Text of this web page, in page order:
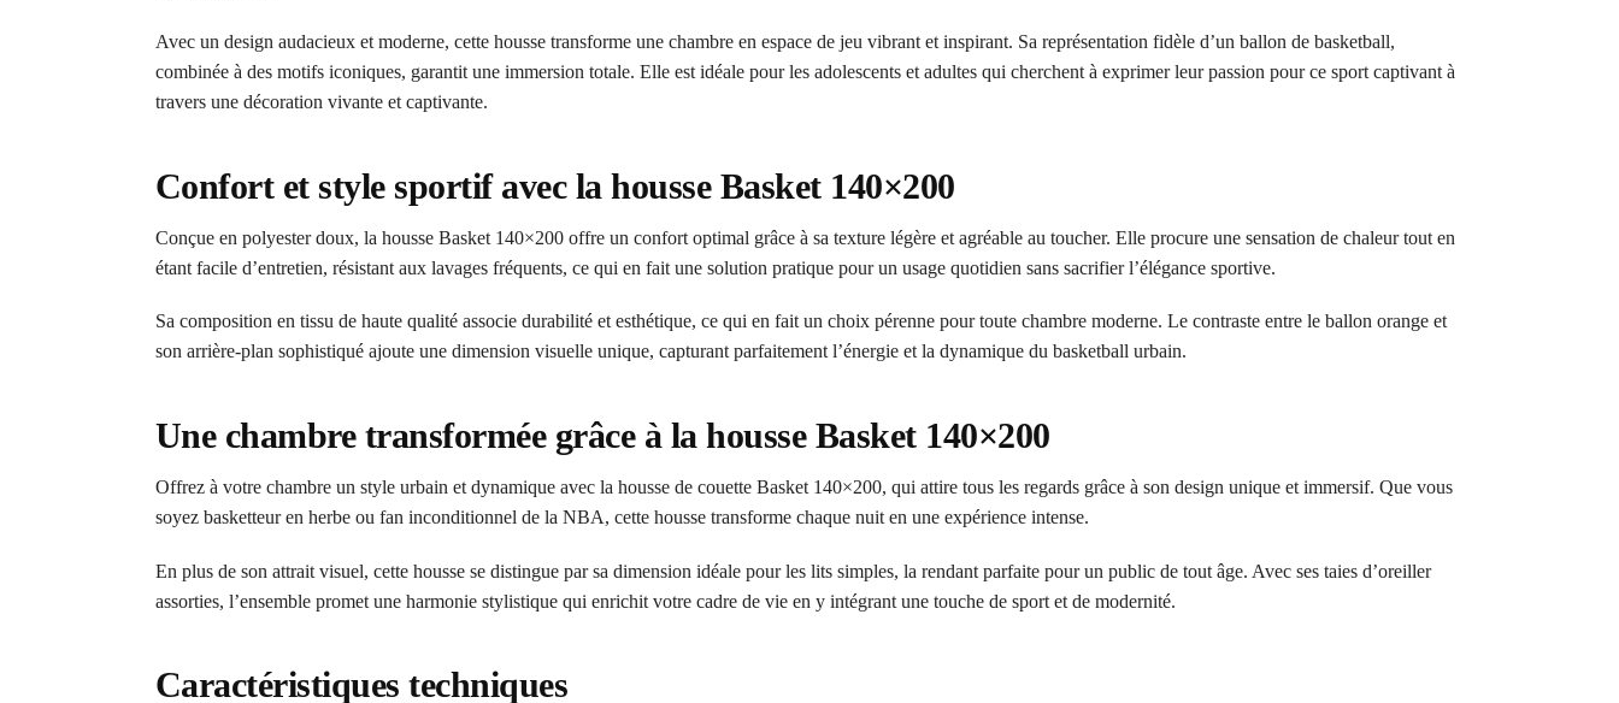
Avec un design audacieux et moderne, cette housse transforme une chambre en espace de jeu vibrant et inspirant. Sa représentation fidèle d’un ballon de basketball,
combinée à des motifs iconiques, garantit une immersion totale. Elle est idéale pour les adolescents et adultes qui cherchent à exprimer leur passion pour ce sport captivant à
travers une décoration vivante et captivante.
Confort et style sportif avec la housse Basket 140×200
Conçue en polyester doux, la housse Basket 140×200 offre un confort optimal grâce à sa texture légère et agréable au toucher. Elle procure une sensation de chaleur tout en
étant facile d’entretien, résistant aux lavages fréquents, ce qui en fait une solution pratique pour un usage quotidien sans sacrifier l’élégance sportive.
Sa composition en tissu de haute qualité associe durabilité et esthétique, ce qui en fait un choix pérenne pour toute chambre moderne. Le contraste entre le ballon orange et
son arrière-plan sophistiqué ajoute une dimension visuelle unique, capturant parfaitement l’énergie et la dynamique du basketball urbain.
Une chambre transformée grâce à la housse Basket 140×200
Offrez à votre chambre un style urbain et dynamique avec la housse de couette Basket 140×200, qui attire tous les regards grâce à son design unique et immersif. Que vous
soyez basketteur en herbe ou fan inconditionnel de la NBA, cette housse transforme chaque nuit en une expérience intense.
En plus de son attrait visuel, cette housse se distingue par sa dimension idéale pour les lits simples, la rendant parfaite pour un public de tout âge. Avec ses taies d’oreiller
assorties, l’ensemble promet une harmonie stylistique qui enrichit votre cadre de vie en y intégrant une touche de sport et de modernité.
Caractéristiques techniques